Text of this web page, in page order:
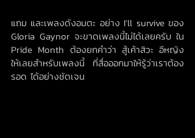
แถม และเพลงดังอมตะ อย่าง I'll survive ของ
Gloria Gaynor จะขาดเพลงนี้ไม่ได้เลยครับ ใน
Pride Month ต้องยกคำว่า สู้เค้าสิวะ อีหญิง
ให้เลยสำหรับเพลงนี้ ที่สื่อออกมาให้รู้ว่าเราต้อง
รอด ได้อย่างชัดเจน